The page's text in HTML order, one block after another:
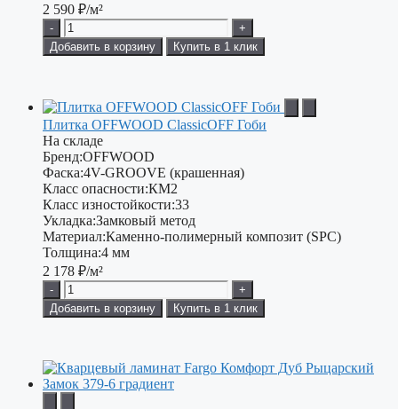
2 590 ₽/м²
-
+
Добавить в корзину
Купить в 1 клик
Плитка OFFWOOD ClassicOFF Гоби
На складе
Бренд:OFFWOOD
Фаска:4V-GROOVE (крашенная)
Класс опасности:КМ2
Класс изностойкости:33
Укладка:Замковый метод
Материал:Каменно-полимерный композит (SPC)
Толщина:4 мм
2 178 ₽/м²
-
+
Добавить в корзину
Купить в 1 клик